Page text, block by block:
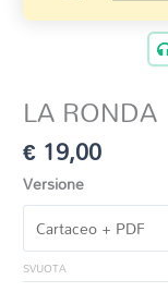
LA RONDA
€ 19,00
Versione
SVUOTA